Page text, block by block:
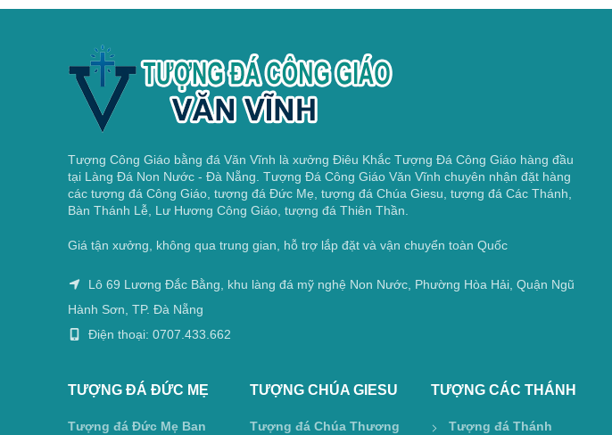
Tượng Công Giáo bằng đá Văn Vĩnh là xưởng Điêu Khắc Tượng Đá Công Giáo hàng đầu
tại Làng Đá Non Nước - Đà Nẵng. Tượng Đá Công Giáo Văn Vĩnh chuyên nhận đặt hàng
các tượng đá Công Giáo, tượng đá Đức Mẹ, tượng đá Chúa Giesu, tượng đá Các Thánh,
Bàn Thánh Lễ, Lư Hương Công Giáo, tượng đá Thiên Thần.
Giá tận xưởng, không qua trung gian, hỗ trợ lắp đặt và vận chuyển toàn Quốc
Lô 69 Lương Đắc Bằng, khu làng đá mỹ nghệ Non Nước, Phường Hòa Hải, Quận Ngũ
Hành Sơn, TP. Đà Nẵng
Điện thoại: 0707.433.662
TƯỢNG ĐÁ ĐỨC MẸ
Tượng đá Đức Mẹ Ban
TƯỢNG CHÚA GIESU
Tượng đá Chúa Thương
TƯỢNG CÁC THÁNH
Tượng đá Thánh